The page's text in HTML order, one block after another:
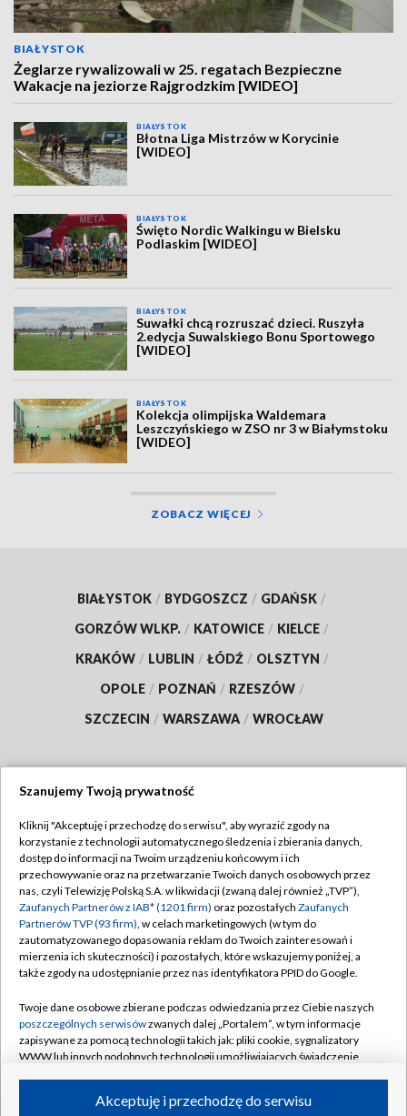
BIAŁYSTOK
Żeglarze rywalizowali w 25. regatach Bezpieczne
Wakacje na jeziorze Rajgrodzkim [WIDEO]
BIAŁYSTOK
Błotna Liga Mistrzów w Korycinie
[WIDEO]
BIAŁYSTOK
Święto Nordic Walkingu w Bielsku
Podlaskim [WIDEO]
BIAŁYSTOK
Suwałki chcą rozruszać dzieci. Ruszyła
2.edycja Suwalskiego Bonu Sportowego
[WIDEO]
BIAŁYSTOK
Kolekcja olimpijska Waldemara
Leszczyńskiego w ZSO nr 3 w Białymstoku
[WIDEO]
ZOBACZ WIĘCEJ
BIAŁYSTOK / BYDGOSZCZ / GDAŃSK /
GORZÓW WLKP. / KATOWICE / KIELCE /
KRAKÓW / LUBLIN / ŁÓDŹ / OLSZTYN /
OPOLE / POZNAŃ / RZESZÓW /
SZCZECIN / WARSZAWA / WROCŁAW
TVP
Abonament TVP
Emisja w TVP
Centrum informacji TVP
Naziemna Telewizja Cyfrowa
Rada Programowa
System NOS
Informacje o nadawcy
Program dla prasy
Regulamin TVP
Polityka prywatności
Moje zgody
Pomoc
Kontakt
Kanały
Szanujemy Twoją prywatność
Kliknij "Akceptuję i przechodzę do serwisu", aby wyrazić zgody na
korzystanie z technologii automatycznego śledzenia i zbierania danych,
dostęp do informacji na Twoim urządzeniu końcowym i ich
przechowywanie oraz na przetwarzanie Twoich danych osobowych przez
nas, czyli Telewizję Polską S.A. w likwidacji (zwaną dalej również „TVP”),
Zaufanych Partnerów z IAB* (1201 firm) oraz pozostałych Zaufanych
Partnerów TVP (93 firm), w celach marketingowych (w tym do
zautomatyzowanego dopasowania reklam do Twoich zainteresowań i
mierzenia ich skuteczności) i pozostałych, które wskazujemy poniżej, a
także zgody na udostępnianie przez nas identyfikatora PPID do Google.
Twoje dane osobowe zbierane podczas odwiedzania przez Ciebie naszych
poszczególnych serwisówzwanych dalej „Portalem”, w tym informacje
zapisywane za pomocą technologii takich jak: pliki cookie, sygnalizatory
WWW lub innych podobnych technologii umożliwiających świadczenie
ruchu w Internecie.Akceptuję i przechodzę do serwisu